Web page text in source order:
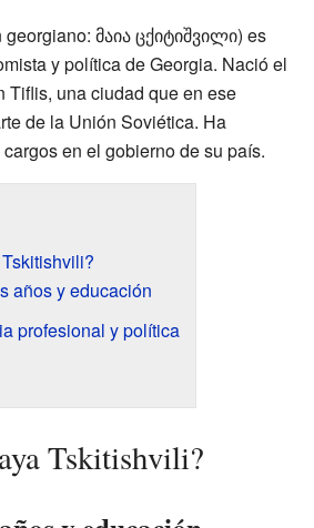
georgiano: მაია ცქიტიშვილი) es
y política de Georgia. Nació el
Tiflis, una ciudad que en ese
de la Unión Soviética. Ha
en el gobierno de su país.
años y educación
profesional y política
Tskitishvili?